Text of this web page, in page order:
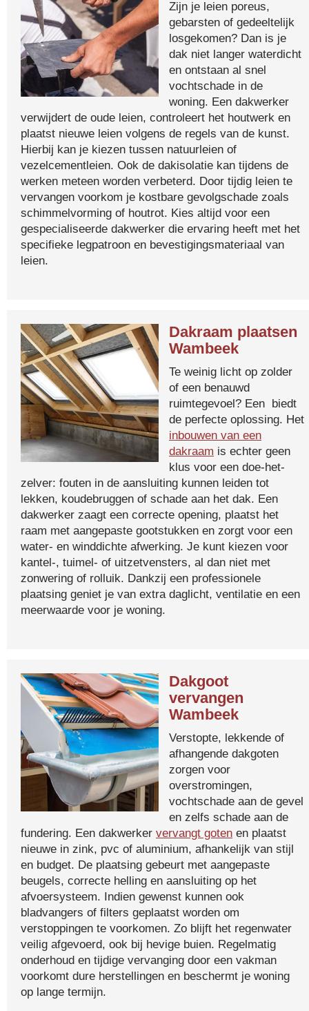
Zijn je leien poreus,
gebarsten of gedeeltelijk
losgekomen? Dan is je
dak niet langer waterdicht
en ontstaan al snel
vochtschade in de
woning. Een dakwerker
verwijdert de oude leien, controleert het houtwerk en
plaatst nieuwe leien volgens de regels van de kunst.
Hierbij kan je kiezen tussen natuurleien of
vezelcementleien. Ook de dakisolatie kan tijdens de
werken meteen worden verbeterd. Door tijdig leien te
vervangen voorkom je kostbare gevolgschade zoals
schimmelvorming of houtrot. Kies altijd voor een
gespecialiseerde dakwerker die ervaring heeft met het
specifieke legpatroon en bevestigingsmateriaal van
leien.
Dakraam plaatsen
Wambeek
Te weinig licht op zolder
of een benauwd
ruimtegevoel? Een biedt
de perfecte oplossing. Het
inbouwen van een
dakraam is echter geen
klus voor een doe-het-
zelver: fouten in de aansluiting kunnen leiden tot
lekken, koudebruggen of schade aan het dak. Een
dakwerker zaagt een correcte opening, plaatst het
raam met aangepaste gootstukken en zorgt voor een
water- en winddichte afwerking. Je kunt kiezen voor
kantel-, tuimel- of uitzetvensters, al dan niet met
zonwering of rolluik. Dankzij een professionele
plaatsing geniet je van extra daglicht, ventilatie en een
meerwaarde voor je woning.
Dakgoot
vervangen
Wambeek
Verstopte, lekkende of
afhangende dakgoten
zorgen voor
overstromingen,
vochtschade aan de gevel
en zelfs schade aan de
fundering. Een dakwerker vervangt goten en plaatst
nieuwe in zink, pvc of aluminium, afhankelijk van stijl
en budget. De plaatsing gebeurt met aangepaste
beugels, correcte helling en aansluiting op het
afvoersysteem. Indien gewenst kunnen ook
bladvangers of filters geplaatst worden om
verstoppingen te voorkomen. Zo blijft het regenwater
veilig afgevoerd, ook bij hevige buien. Regelmatig
onderhoud en tijdige vervanging door een vakman
voorkomt dure herstellingen en beschermt je woning
op lange termijn.